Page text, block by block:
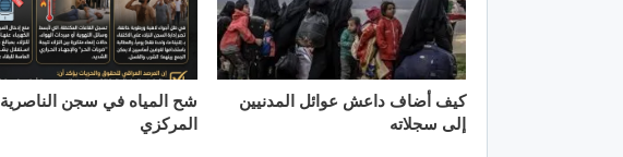
كيف أضاف داعش عوائل المدنيين
إلى سجلاته
شح المياه في سجن الناصرية
المركزي